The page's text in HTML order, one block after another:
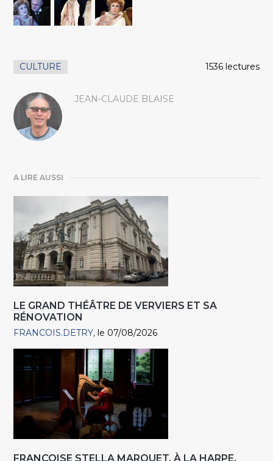
CULTURE 1536 lectures
JEAN-CLAUDE BLAISE
A LIRE AUSSI
LE GRAND THÉÂTRE DE VERVIERS ET SA
RÉNOVATION
FRANCOIS.DETRY le 07/08/2026
FRANÇOISE STELLA MARQUET, À LA HARPE,